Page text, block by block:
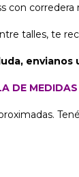
con
talles, te
envianos
DE